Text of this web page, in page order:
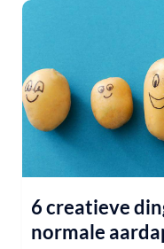
6 creatieve
normale